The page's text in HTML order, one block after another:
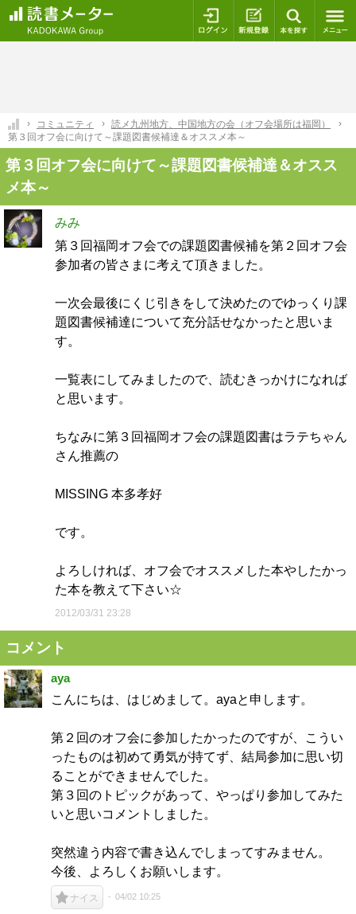
ログイン 新規登録
コミュニティ
読メ九州地方、中国地方の会（オフ会場所は福岡）
第３回オフ会に向けて～課題図書候補達＆オススメ本～
第３回オフ会に向けて～課題図書候補達＆オスス
メ本～
みみ
第３回福岡オフ会での課題図書候補を第２回オフ会
参加者の皆さまに考えて頂きました。
一次会最後にくじ引きをして決めたのでゆっくり課
題図書候補達について充分話せなかったと思いま
す。
一覧表にしてみましたので、読むきっかけになれば
と思います。
ちなみに第３回福岡オフ会の課題図書はラテちゃん
さん推薦の
MISSING 本多孝好
です。
よろしければ、オフ会でオススメした本やしたかっ
た本を教えて下さい☆
2012/03/31 23:28
コメント
aya
こんにちは、はじめまして。ayaと申します。
第２回のオフ会に参加したかったのですが、こうい
ったものは初めて勇気が持てず、結局参加に思い切
ることができませんでした。
第３回のトピックがあって、やっぱり参加してみた
いと思いコメントしました。
突然違う内容で書き込んでしまってすみません。
今後、よろしくお願いします。
ナイス 04/02 10:25